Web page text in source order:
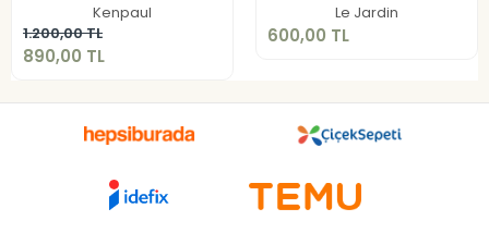
Kenpaul
1.200,00 TL
890,00 TL
Sepete Ekle Le Jardin
600,00 TL